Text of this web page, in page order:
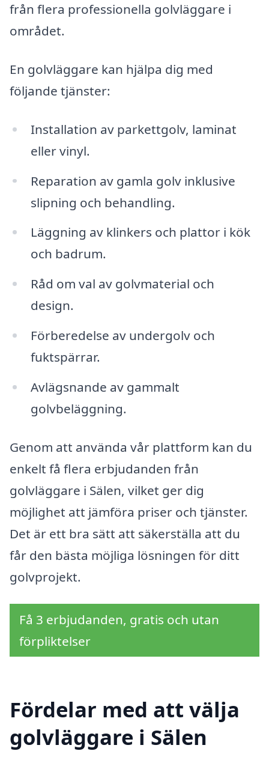
från flera professionella golvläggare i
området.
En golvläggare kan hjälpa dig med
följande tjänster:
Installation av parkettgolv, laminat
eller vinyl.
Reparation av gamla golv inklusive
slipning och behandling.
Läggning av klinkers och plattor i kök
och badrum.
Råd om val av golvmaterial och
design.
Förberedelse av undergolv och
fuktspärrar.
Avlägsnande av gammalt
golvbeläggning.
Genom att använda vår plattform kan du
enkelt få flera erbjudanden från
golvläggare i Sälen, vilket ger dig
möjlighet att jämföra priser och tjänster.
Det är ett bra sätt att säkerställa att du
får den bästa möjliga lösningen för ditt
golvprojekt.
Få 3 erbjudanden, gratis och utan
förpliktelser
Fördelar med att välja
golvläggare i Sälen